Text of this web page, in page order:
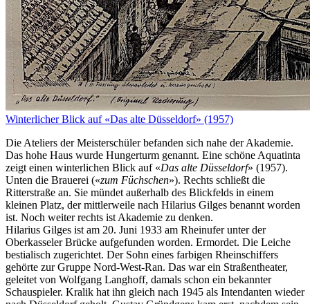
Winterlicher Blick auf «Das alte Düsseldorf» (1957)
Die Ateliers der Meisterschüler befanden sich nahe der Akademie.
Das hohe Haus wurde Hungerturm genannt. Eine schöne Aquatinta
zeigt einen winterlichen Blick auf «Das alte Düsseldorf» (1957).
Unten die Brauerei («zum Füchschen»). Rechts schließt die
Ritterstraße an. Sie mündet außerhalb des Blickfelds in einem
kleinen Platz, der mittlerweile nach Hilarius Gilges benannt worden
ist. Noch weiter rechts ist Akademie zu denken.
Hilarius Gilges ist am 20. Juni 1933 am Rheinufer unter der
Oberkasseler Brücke aufgefunden worden. Ermordet. Die Leiche
bestialisch zugerichtet. Der Sohn eines farbigen Rheinschiffers
gehörte zur Gruppe Nord-West-Ran. Das war ein Straßentheater,
geleitet von Wolfgang Langhoff, damals schon ein bekannter
Schauspieler. Kralik hat ihn gleich nach 1945 als Intendanten wieder